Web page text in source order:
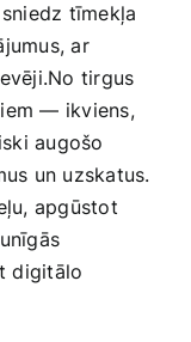
tīmekļa
ar
tirgus
— ikviens,
augošo
un uzskatus.
apgūstot
digitālo